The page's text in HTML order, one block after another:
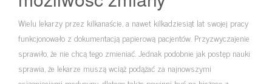
Wielu lekarzy przez kilkanaście, a nawet kilkadziesiąt lat swojej pracy
funkcjonowało z dokumentacją papierową pacjentów. Przyzwyczajenie
sprawiło, że nie chcą tego zmieniać. Jednak podobnie jak postęp nauki
sprawia, że lekarze muszą wciąż podążać za najnowszymi